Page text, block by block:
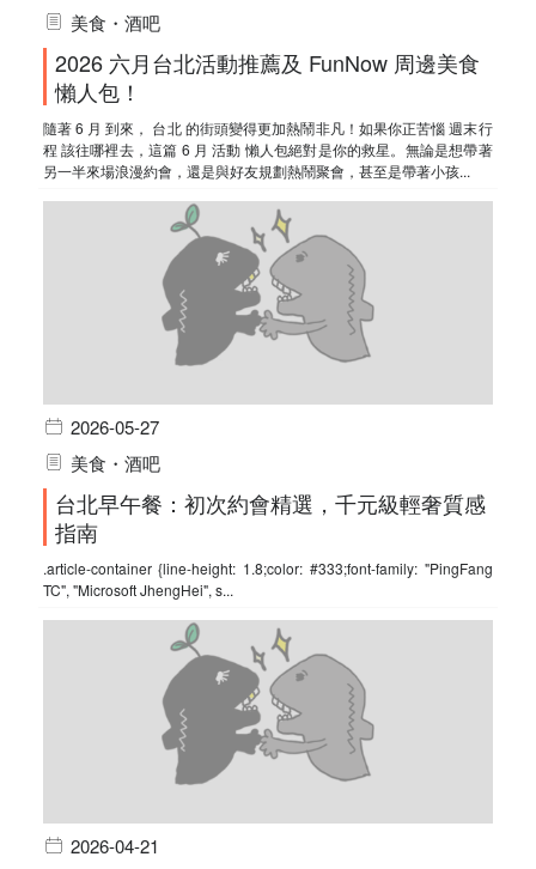
美食・酒吧
2026 六月台北活動推薦及 FunNow 周邊美食
懶人包！
隨著 6 月 到來， 台北 的街頭變得更加熱鬧非凡！如果你正苦惱 週末行
程 該往哪裡去，這篇 6 月 活動 懶人包絕對是你的救星。無論是想帶著
另一半來場浪漫約會，還是與好友規劃熱鬧聚會，甚至是帶著小孩...
2026-05-27
美食・酒吧
台北早午餐：初次約會精選，千元級輕奢質感
指南
.article-container {line-height: 1.8;color: #333;font-family: "PingFang
TC", "Microsoft JhengHei", s...
2026-04-21